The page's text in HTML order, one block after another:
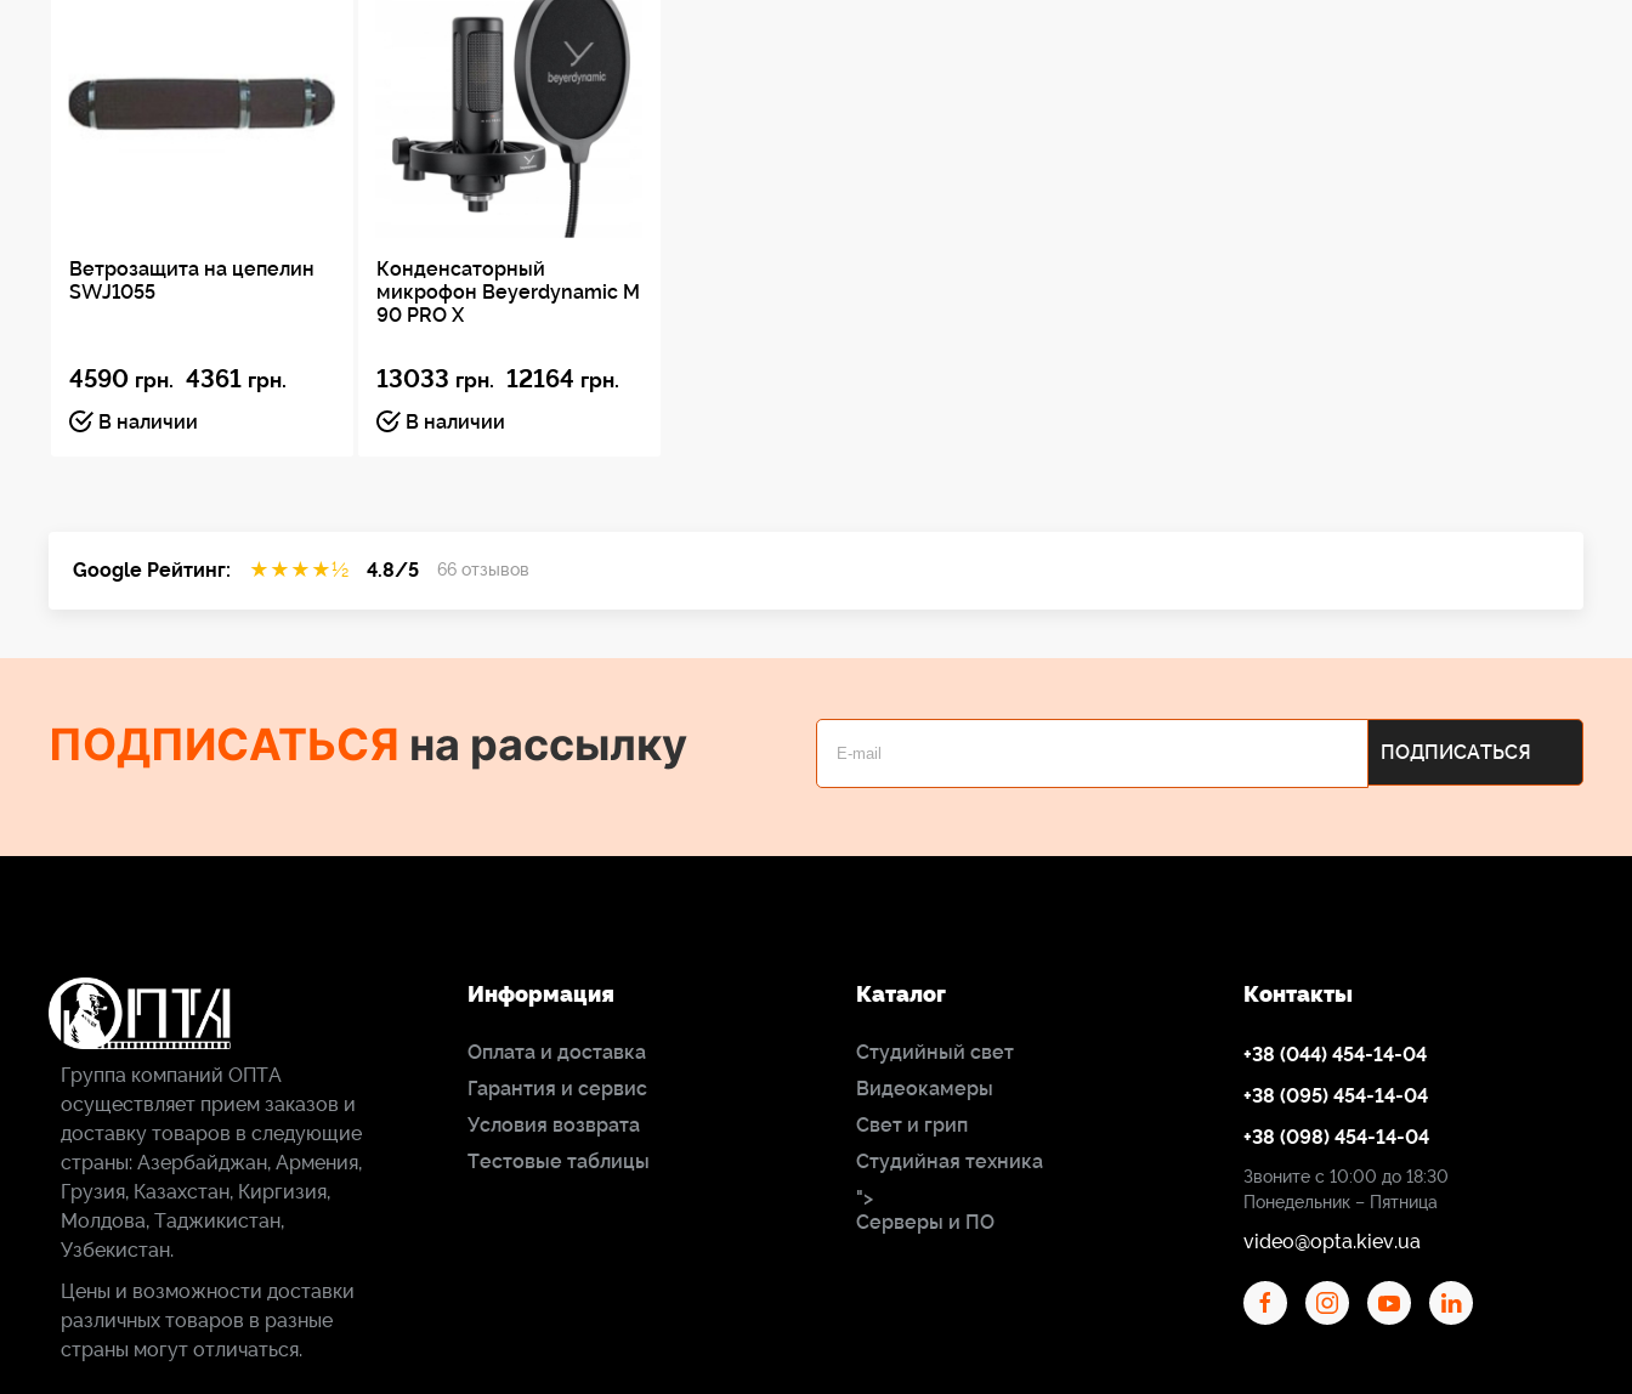
Схема
Регулировка тона
Индикаторы
Диапазон частот
Сигнал-шум
Эквивалентный уровень шума
Подключение
Выходные разъёмы (аналоговые)
?XLR 3-контактный штекер (на микрофоне)
Разъем для наушников
Сила
Ветрозащита на цепелин
SWJ1055
4590 грн. 4361 грн.
В наличии
Конденсаторный
микрофон Beyerdynamic M
90 PRO X
13033 грн. 12164 грн.
В наличии
Google Рейтинг: ★ ★ ★ ★½ 4.8/5 66 отзывов
ПОДПИСАТЬСЯ на рассылку
Группа компаний ОПТА
осуществляет прием заказов и
доставку товаров в следующие
страны: Азербайджан, Армения,
Грузия, Казахстан, Киргизия,
Молдова, Таджикистан,
Узбекистан.
Цены и возможности доставки
различных товаров в разные
страны могут отличаться.
Информация
Оплата и доставка
Гарантия и сервис
Условия возврата
Тестовые таблицы
Каталог
Студийный свет
Видеокамеры
Свет и грип
Студийная техника
">
Серверы и ПО
Контакты
+38 (044) 454-14-04
+38 (095) 454-14-04
+38 (098) 454-14-04
Звоните с 10:00 до 18:30
Понедельник – Пятница
video@opta.kiev.ua